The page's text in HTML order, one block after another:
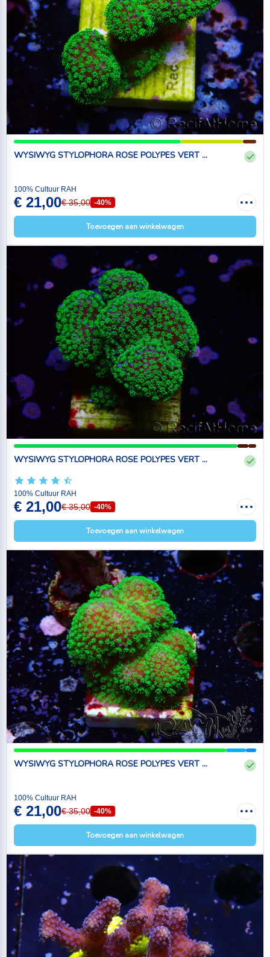
WYSIWYG STYLOPHORA ROSE POLYPES VERT ...
100% Cultuur RAH
€ 21,00€ 35,00 -40%
Toevoegen aan winkelwagen
WYSIWYG STYLOPHORA ROSE POLYPES VERT ...
100% Cultuur RAH
€ 21,00€ 35,00 -40%
Toevoegen aan winkelwagen
WYSIWYG STYLOPHORA ROSE POLYPES VERT ...
100% Cultuur RAH
€ 21,00€ 35,00 -40%
Toevoegen aan winkelwagen